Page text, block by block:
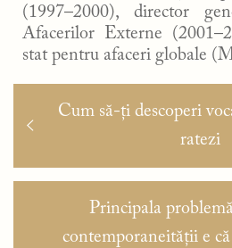
(1997–2000), director
Afacerilor Externe
stat pentru afaceri globale
Navigare
în
Articolul
Cum să-ți descoperi
ratezi
Articolul
următor:
Principala
contemporaneității e